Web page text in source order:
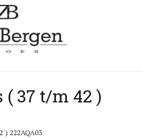
37 t/m 42 )
) 222AQA03